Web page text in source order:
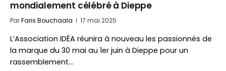
mondialement célébré à Dieppe
ParFaris Bouchaala 17 mai 2025
L’Association IDÉA réunira à nouveau les passionnés de
la marque du 30 mai au 1er juin à Dieppe pour un
rassemblement…